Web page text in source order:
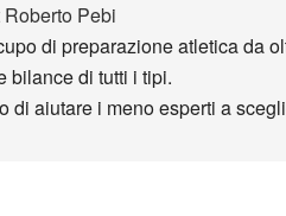
Roberto Pebi
di preparazione atletica da
bilance di tutti i tipi.
di aiutare i meno esperti a